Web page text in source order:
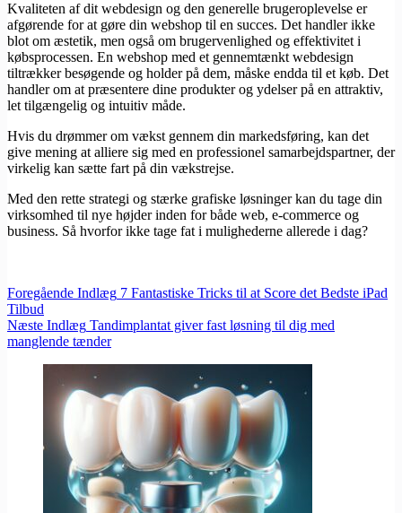
Kvaliteten af dit webdesign og den generelle brugeroplevelse er
afgørende for at gøre din webshop til en succes. Det handler ikke
blot om æstetik, men også om brugervenlighed og effektivitet i
købsprocessen. En webshop med et gennemtænkt webdesign
tiltrækker besøgende og holder på dem, måske endda til et køb. Det
handler om at præsentere dine produkter og ydelser på en attraktiv,
let tilgængelig og intuitiv måde.
Hvis du drømmer om vækst gennem din markedsføring, kan det
give mening at alliere sig med en professionel samarbejdspartner, der
virkelig kan sætte fart på din vækstrejse.
Med den rette strategi og stærke grafiske løsninger kan du tage din
virksomhed til nye højder inden for både web, e-commerce og
business. Så hvorfor ikke tage fat i mulighederne allerede i dag?
Foregående Indlæg 7 Fantastiske Tricks til at Score det Bedste iPad
Tilbud
Næste Indlæg Tandimplantat giver fast løsning til dig med
manglende tænder